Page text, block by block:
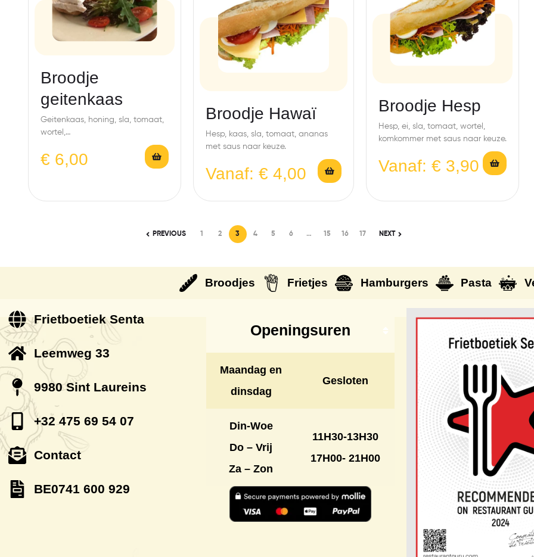
Broodje
geitenkaas
Geitenkaas, honing, sla, tomaat,
wortel,
komkommer,notenmengeling
€ 6,00
Broodje Hawaï
Hesp, kaas, sla, tomaat, ananas
met saus naar keuze.
Vanaf:€ 4,00
Broodje Hesp
Hesp, ei, sla, tomaat, wortel,
komkommer met saus naar keuze.
Vanaf:€ 3,90
PREVIOUS 1 2 3 4 5 6 … 15 16 17 NEXT
Broodjes Frietjes Hamburgers Pasta
Frietboetiek Senta
Leemweg 33
9980 Sint Laureins
+32 475 69 54 07
Contact
BE0741 600 929
Openingsuren
Maandag en
dinsdag
Gesloten
Din-Woe
Do – Vrij
Za – Zon
11H30-13H30
17H00- 21H00